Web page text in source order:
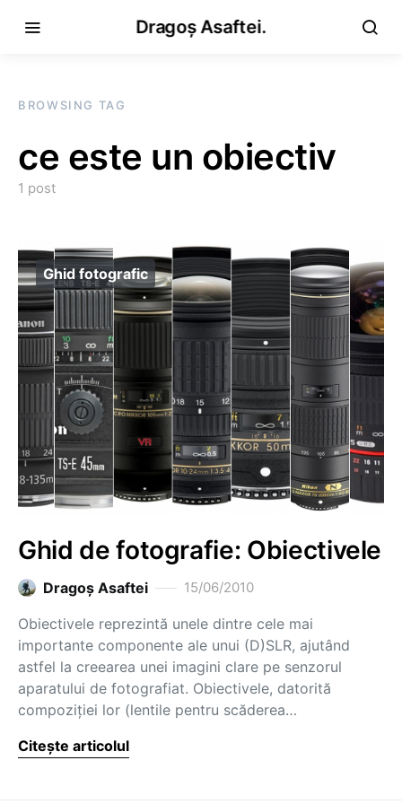
Dragoș Asaftei.
BROWSING TAG
ce este un obiectiv
1 post
Ghid fotografic
Ghid de fotografie: Obiectivele
Dragoş Asaftei 15/06/2010
Obiectivele reprezintă unele dintre cele mai
importante componente ale unui (D)SLR, ajutând
astfel la creearea unei imagini clare pe senzorul
aparatului de fotografiat. Obiectivele, datorită
compoziţiei lor (lentile pentru scăderea…
Citește articolul